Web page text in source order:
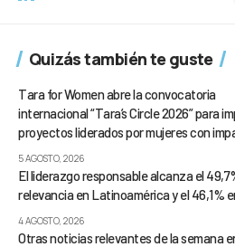
Quizás también te guste
Tara for Women abre la convocatoria
internacional “Tara’s Circle 2026” para
proyectos liderados por mujeres con
5 AGOSTO, 2026
El liderazgo responsable alcanza el
relevancia en Latinoamérica y el 46,1%
4 AGOSTO, 2026
Otras noticias relevantes de la semana